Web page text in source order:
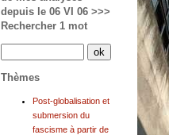
depuis le 06 VI 06 >>>
Rechercher 1 mot
Thèmes
Post-globalisation et
submersion du
fascisme à partir de